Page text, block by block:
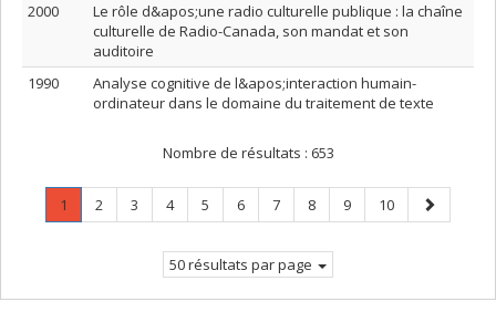
2000
Le rôle d&apos;une radio culturelle publique : la chaîne
culturelle de Radio-Canada, son mandat et son
auditoire
1990
Analyse cognitive de l&apos;interaction humain-
ordinateur dans le domaine du traitement de texte
Nombre de résultats : 653
Page
1
Page
Page
2 Page
3 Page
4 Page
5 Page
6 Page
7 Page
8 Page
9 Page
10
Page
suivante
50 résultats par page